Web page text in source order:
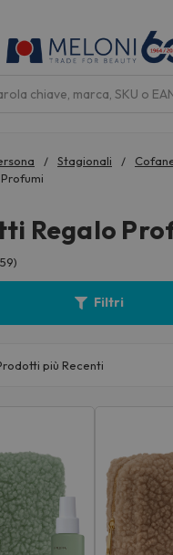
Stagionali
Regalo
Filtri